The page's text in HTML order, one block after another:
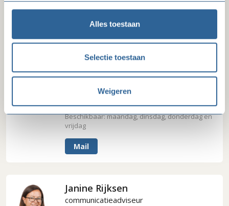
Alles toestaan
Selectie toestaan
Weigeren
Mail
Jan-Willem de Bruin
projectcoördinator
Beschikbaar: maandag, dinsdag, donderdag en
vrijdag
Mail
Janine Rijksen
communicatieadviseur